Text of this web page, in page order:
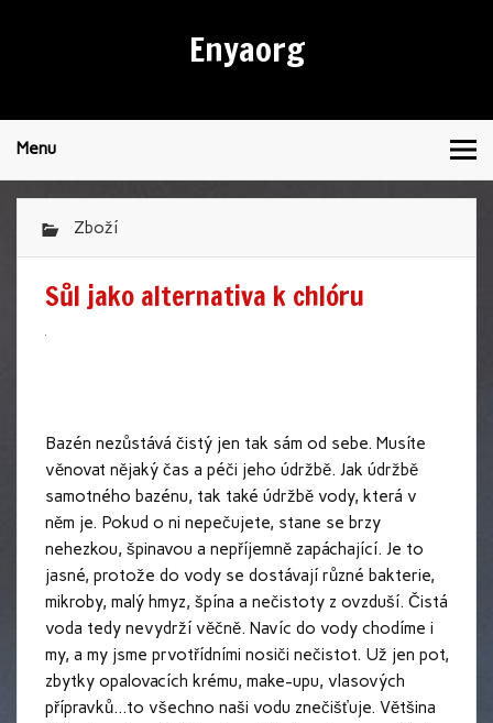
Enyaorg
Menu
Zboží
Sůl jako alternativa k chlóru
Bazén nezůstává čistý jen tak sám od sebe. Musíte
věnovat nějaký čas a péči jeho údržbě. Jak údržbě
samotného bazénu, tak také údržbě vody, která v
něm je. Pokud o ni nepečujete, stane se brzy
nehezkou, špinavou a nepříjemně zapáchající. Je to
jasné, protože do vody se dostávají různé bakterie,
mikroby, malý hmyz, špína a nečistoty z ovzduší. Čistá
voda tedy nevydrží věčně. Navíc do vody chodíme i
my, a my jsme prvotřídními nosiči nečistot. Už jen pot,
zbytky opalovacích krému, make-upu, vlasových
přípravků…to všechno naši vodu znečišťuje. Většina